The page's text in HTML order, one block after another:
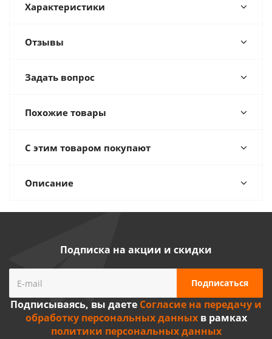
Характеристики
Отзывы
Задать вопрос
Похожие товары
С этим товаром покупают
Описание
Подписка на акции и скидки
Подписываясь, вы даете Согласие на передачу и
обработку персональных данныхв рамках
политики персональных данных